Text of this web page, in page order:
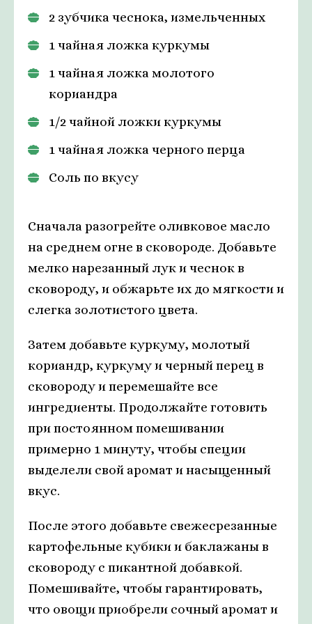
2 зубчика чеснока, измельченных
1 чайная ложка куркумы
1 чайная ложка молотого
кориандра
1/2 чайной ложки куркумы
1 чайная ложка черного перца
Соль по вкусу
Сначала разогрейте оливковое масло
на среднем огне в сковороде. Добавьте
мелко нарезанный лук и чеснок в
сковороду, и обжарьте их до мягкости и
слегка золотистого цвета.
Затем добавьте куркуму, молотый
кориандр, куркуму и черный перец в
сковороду и перемешайте все
ингредиенты. Продолжайте готовить
при постоянном помешивании
примерно 1 минуту, чтобы специи
выделели свой аромат и насыщенный
вкус.
После этого добавьте свежесрезанные
картофельные кубики и баклажаны в
сковороду с пикантной добавкой.
Помешивайте, чтобы гарантировать,
что овощи приобрели сочный аромат и